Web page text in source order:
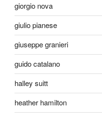
giorgio nova
giulio pianese
giuseppe granieri
guido catalano
halley suitt
heather hamilton